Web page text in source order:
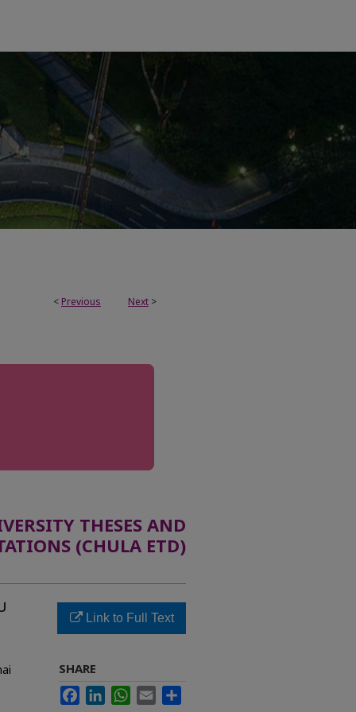
< Previous Next >
THESES AND
(CHULA ETD)
Link to Full Text
SHARE
FacebookLinkedInWhatsApp
Email